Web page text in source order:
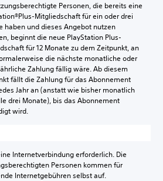
Personen, die bereits eine
Mitgliedschaft für ein oder drei
haben und dieses Angebot nutzen
beginnt die neue PlayStation Plus-
für 12 Monate zu dem Zeitpunkt, an
die nächste monatliche oder
Zahlung fällig wäre. Ab diesem
fällt die Zahlung für das Abonnement
Jahr an (anstatt wie bisher monatlich
drei Monate), bis das Abonnement
wird.
Internetverbindung erforderlich. Die
Personen kommen für
Internetgebühren selbst auf.